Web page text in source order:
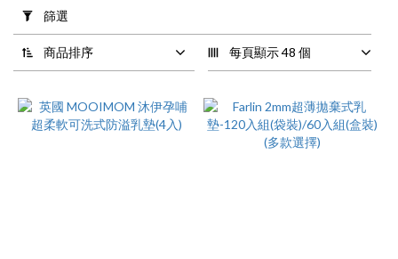
🎊8月底前、首購滿$3500贈UBMOM透明防水提袋 滿$6500贈
Disney輕量摺疊椅(不累贈)🎊
篩
選
(0/20)
價格
(NT$)
篩選
商品排序 每頁顯示 48 個